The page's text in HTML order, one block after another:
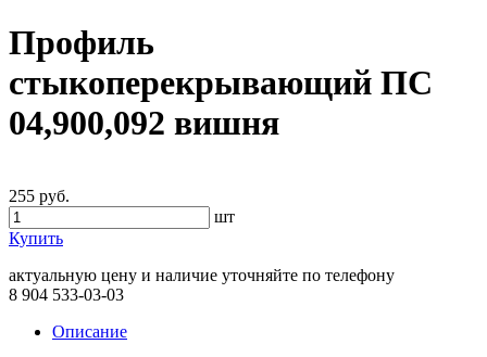
Профиль
стыкоперекрывающий ПС
04,900,092 вишня
255 руб.
шт
Купить
актуальную цену и наличие уточняйте по телефону
8 904 533-03-03
Описание